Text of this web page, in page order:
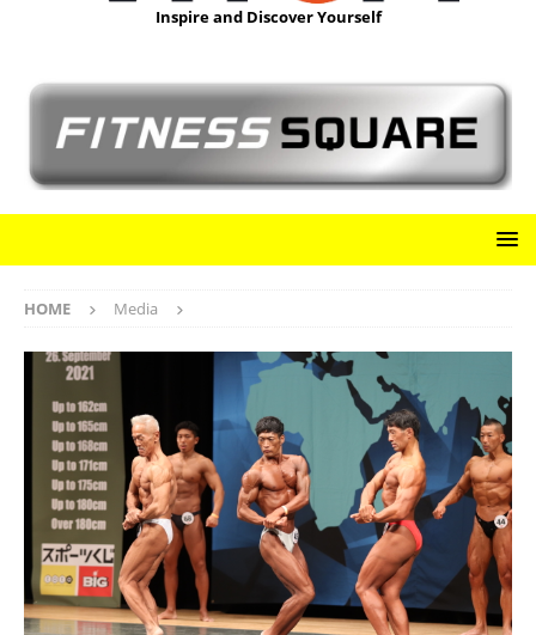
Inspire and Discover Yourself
HOME Media